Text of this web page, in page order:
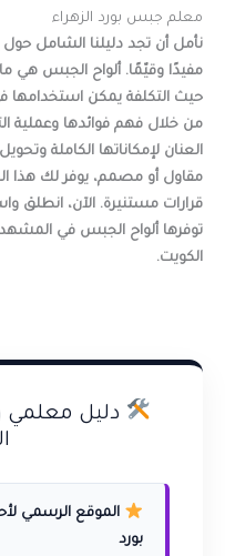
معلم جبس بورد الزهراء
نأمل أن تجد دليلنا الشامل
مفيدًا وقيّمًا. ألواح الجبس هي
حيث التكلفة يمكن استخدامها
من خلال فهم فوائدها وعملية
العنان لإمكاناتها الكاملة
مقاول أو مصمم، يوفر لك هذا
قرارات مستنيرة. الآن، انطلق
توفرها ألواح الجبس في المشهد
الكويت.
دليل معلمي
الموقع الرسمي
بورد